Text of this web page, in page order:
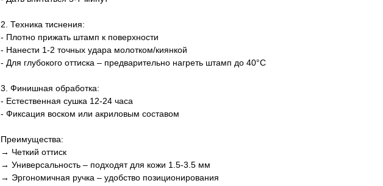
2. Техника тиснения:
- Плотно прижать штамп к поверхности
- Нанести 1-2 точных удара молотком/киянкой
- Для глубокого оттиска – предварительно нагреть штамп до 40°C
3. Финишная обработка:
- Естественная сушка 12-24 часа
- Фиксация воском или акриловым составом
Преимущества:
→ Четкий оттиск
→ Универсальность – подходят для кожи 1.5-3.5 мм
→ Эргономичная ручка – удобство позиционирования